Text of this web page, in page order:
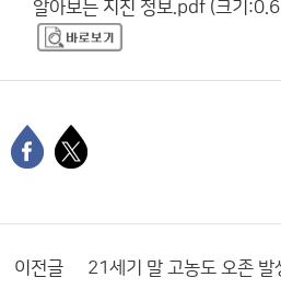
알아보는 지진 정보.pdf (크기
이전글